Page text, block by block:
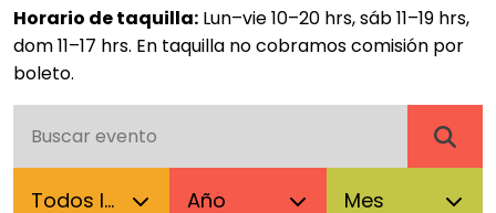
Horario de taquilla: Lun–vie 10–20 hrs, sáb 11–19 hrs,
dom 11–17 hrs. En taquilla no cobramos comisión por
boleto.